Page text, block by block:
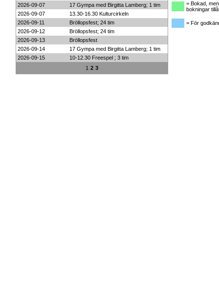
2026-09-07
17 Gympa med Birgitta Lamberg; 1 tim
2026-09-07
13.30-16.30 Kulturcirkeln
2026-09-11
Bröllopsfest; 24 tim
2026-09-12
Bröllopsfest; 24 tim
2026-09-13
Bröllopsfest
2026-09-14
17 Gympa med Birgitta Lamberg; 1 tim
2026-09-15
10-12.30 Freespel ; 3 tim
1 2 3
= Bokad,
bokningar
= För